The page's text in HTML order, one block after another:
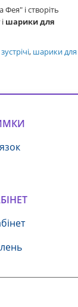
і створіть
і шарики для
, шарики